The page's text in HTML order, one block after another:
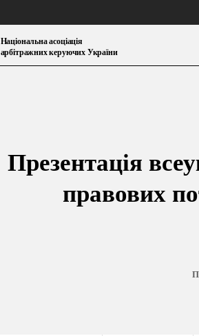
Національна асоціація
арбітражних керуючих України
Презентація
правових